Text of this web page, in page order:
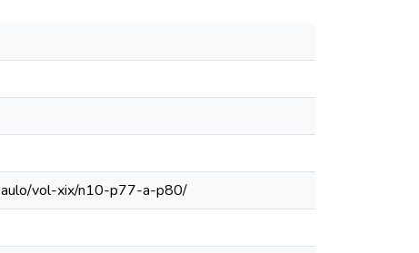
vol-xix/n10-p77-a-p80/